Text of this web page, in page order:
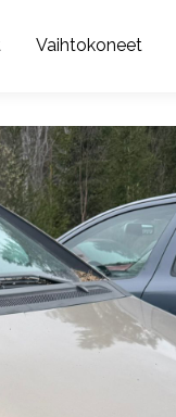
Vaihtokoneet